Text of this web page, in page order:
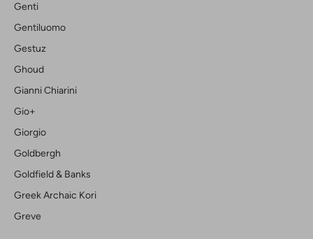
Genti
Gentiluomo
Gestuz
Ghoud
Gianni Chiarini
Gio+
Giorgio
Goldbergh
Goldfield & Banks
Greek Archaic Kori
Greve